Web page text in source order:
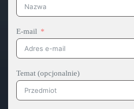
E-mail
Temat (opcjonalnie)